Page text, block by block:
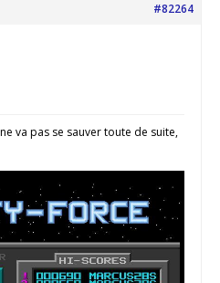
#82264
va pas se sauver toute de suite,